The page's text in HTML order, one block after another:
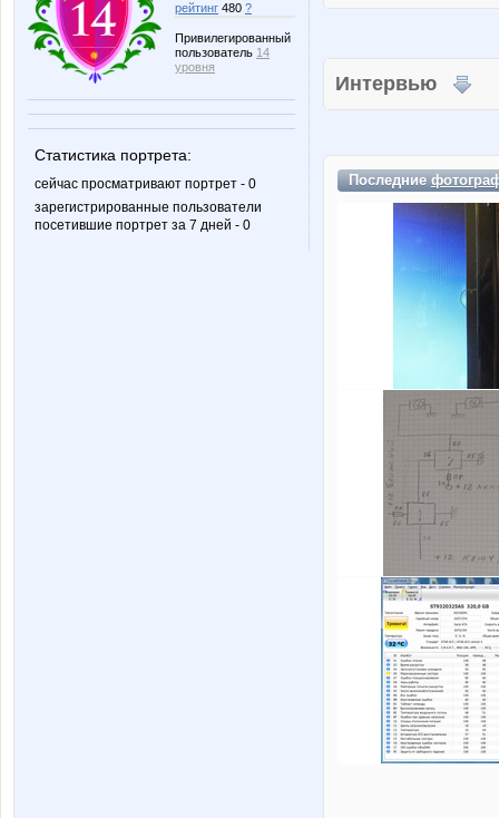
рейтинг 480 ?
Привилегированный
пользователь 14
уровня
Статистика портрета:
сейчас просматривают портрет - 0
зарегистрированные пользователи
посетившие портрет за 7 дней - 0
Интервью
Последние